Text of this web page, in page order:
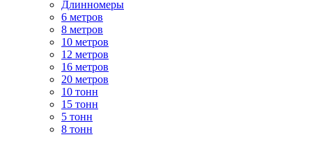
Длинномеры
6 метров
8 метров
10 метров
12 метров
16 метров
20 метров
10 тонн
15 тонн
5 тонн
8 тонн